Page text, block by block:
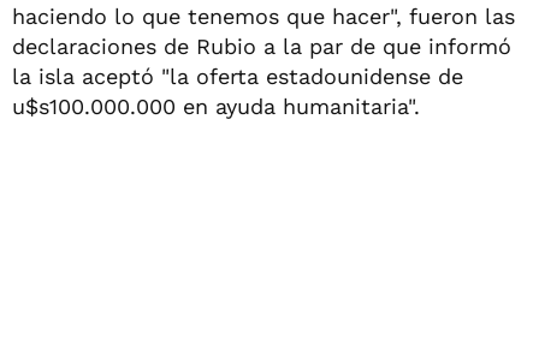
haciendo lo que tenemos que hacer", fueron las
declaraciones de Rubio a la par de que informó
la isla aceptó "la oferta estadounidense de
u$s100.000.000 en ayuda humanitaria".